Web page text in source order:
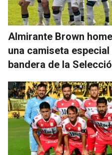
Almirante Brown
una camiseta
bandera de la